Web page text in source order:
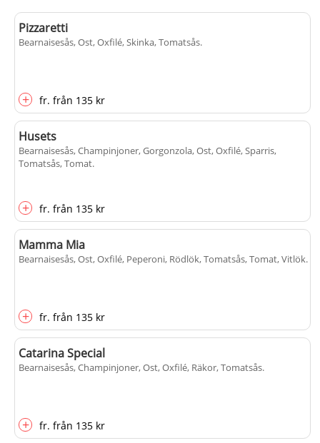
Pizzaretti
Bearnaisesås, Ost, Oxfilé, Skinka, Tomatsås.
+ fr. från 135 kr
Husets
Bearnaisesås, Champinjoner, Gorgonzola, Ost, Oxfilé, Sparris,
Tomatsås, Tomat.
+ fr. från 135 kr
Mamma Mia
Bearnaisesås, Ost, Oxfilé, Peperoni, Rödlök, Tomatsås, Tomat, Vitlök.
+ fr. från 135 kr
Catarina Special
Bearnaisesås, Champinjoner, Ost, Oxfilé, Räkor, Tomatsås.
+ fr. från 135 kr